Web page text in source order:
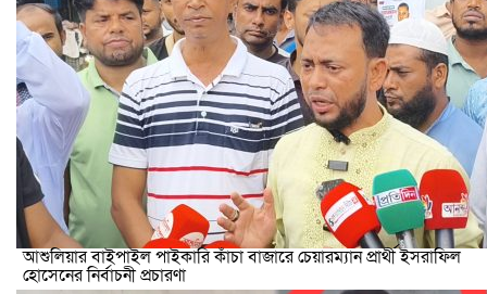
আশুলিয়ার বাইপাইল পাইকারি কাঁচা বাজারে চেয়ারম্যান প্রার্থী ইসরাফিল
হোসেনের নির্বাচনী প্রচারণা